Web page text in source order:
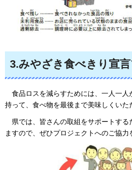
3.みやざき食べきり宣
食品ロスを減らすためには、一人一
持って、食べ物を最後まで美味しくいた
県では、皆さんの取組をサポートす
ますので、ぜひプロジェクトへのご協力